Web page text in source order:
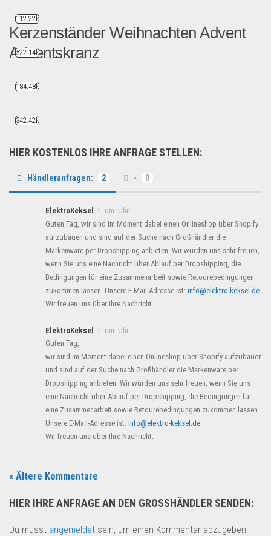
Kerzenständer Weihnachten Advent
Adventskranz
Saison & Eventprodkte
HIER KOSTENLOS IHRE ANFRAGE STELLEN:
Händleranfragen: 2 - 0
ElektroKeksel
um Uhr
Guten Tag, wir sind im Moment dabei einen Onlineshop über Shopify
aufzubauen und sind auf der Suche nach Großhändler die
Markenware per Dropshipping anbieten. Wir würden uns sehr freuen,
wenn Sie uns eine Nachricht über Ablauf per Dropshipping, die
Bedingungen für eine Zusammenarbeit sowie Retourebedingungen
zukommen lassen. Unsere E-Mail-Adresse ist: info@elektro-keksel.de
Wir freuen uns über Ihre Nachricht.
ElektroKeksel
um Uhr
Guten Tag,
wir sind im Moment dabei einen Onlineshop über Shopify aufzubauen
und sind auf der Suche nach Großhändler die Markenware per
Dropshipping anbieten. Wir würden uns sehr freuen, wenn Sie uns
eine Nachricht über Ablauf per Dropshipping, die Bedingungen für
eine Zusammenarbeit sowie Retourebedingungen zukommen lassen.
Unsere E-Mail-Adresse ist: info@elektro-keksel.de
Wir freuen uns über Ihre Nachricht.
« Ältere Kommentare
HIER IHRE ANFRAGE AN DEN GROSSHÄNDLER SENDEN:
Du musst angemeldet sein, um einen Kommentar abzugeben.
112.22k
522.14k
184.48k
342.42k